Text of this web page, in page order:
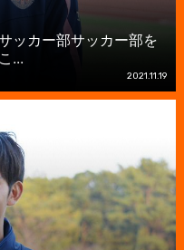
ッカー部サッカー部を
...
2021.11.19